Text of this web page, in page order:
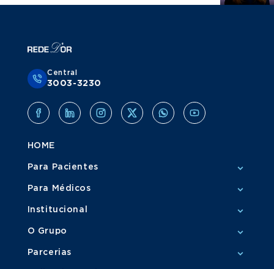
Central
3003-3230
HOME
Para Pacientes
Para Médicos
Institucional
O Grupo
Parcerias